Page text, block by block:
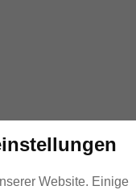
Website. Einige